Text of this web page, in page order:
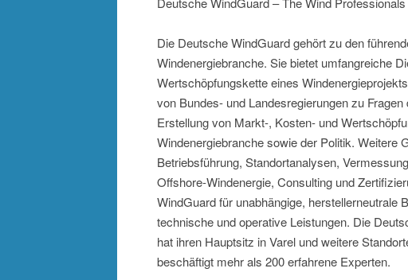
Die Deutsche WindGuard gehört zu den
Windenergiebranche. Sie bietet umfangreiche
Wertschöpfungskette eines
von Bundes- und Landesregierungen zu
Erstellung von Markt-, Kosten- und
Windenergiebranche sowie der Politik. Weitere
Betriebsführung, Standortanalysen,
Offshore-Windenergie, Consulting und
WindGuard für unabhängige, herstellerneutrale
technische und operative Leistungen. Die
hat ihren Hauptsitz in Varel und weitere
beschäftigt mehr als 200 erfahrene Experten.